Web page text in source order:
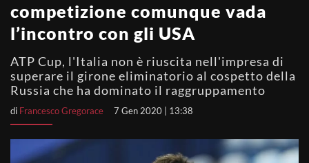
competizione comunque vada
l’incontro con gli USA
ATP Cup, l'Italia non è riuscita nell'impresa di
superare il girone eliminatorio al cospetto della
Russia che ha dominato il raggruppamento
di Francesco Gregorace 7 Gen 2020 | 13:38